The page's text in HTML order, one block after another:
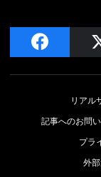
リアル
記事へのお問
プラ
外